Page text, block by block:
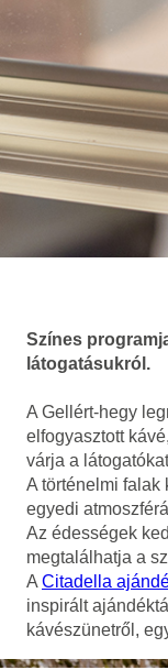
Színes
látogatásukról.
A Gellért-hegy
elfogyasztott
várja a
A történelmi falak
egyedi
Az édességek
megtalálhatja a
A Citadella
inspirált
kávészünetről,